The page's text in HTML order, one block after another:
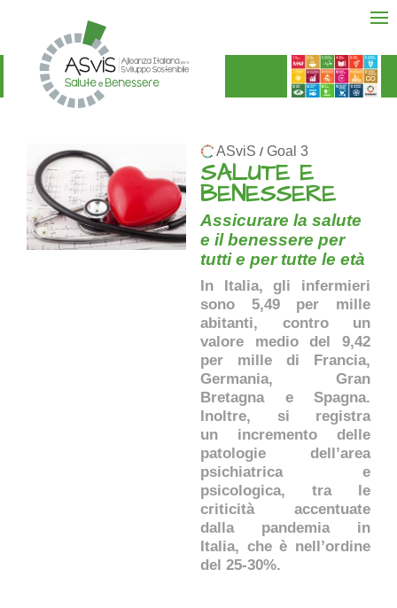
ASviS / Goal 3
SALUTE E
BENESSERE
Assicurare la salute
e il benessere per
tutti e per tutte le età
In Italia, gli infermieri
sono 5,49 per mille
abitanti, contro un
valore medio del 9,42
per mille di Francia,
Germania, Gran
Bretagna e Spagna.
Inoltre, si registra
un incremento delle
patologie dell’area
psichiatrica e
psicologica, tra le
criticità accentuate
dalla pandemia in
Italia, che è nell’ordine
del 25-30%.